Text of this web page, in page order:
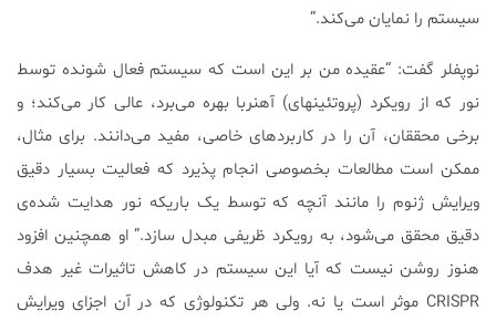
سیستم را نمایان می‌کند.”
نوپفلر گفت: “عقیده من بر این است که سیستم فعال شونده توسط
نور که از رویکرد (پروتئینهای) آهنربا بهره می‌برد، عالی کار می‌کند؛ و
برخی محققان، آن را در کاربردهای خاصی، مفید می‌دانند. برای مثال،
ممکن است مطالعات بخصوصی انجام پذیرد که فعالیت بسیار دقیق
ویرایش ژنوم را مانند آنچه که توسط یک باریکه نور هدایت شده‌ی
دقیق محقق می‌شود، به رویکرد ظریفی مبدل سازد.” او همچنین افزود
هنوز روشن نیست که آیا این سیستم در کاهش تاثیرات غیر هدف
CRISPR موثر است یا نه. ولی هر تکنولوژی که در آن اجزای ویرایش